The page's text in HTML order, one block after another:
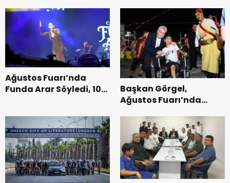
Ağustos Fuarı’nda
Funda Arar Söyledi, 100
Başkan Görgel,
Ağustos Fuarı’nda
Vatandaşlarla
Buluştu.